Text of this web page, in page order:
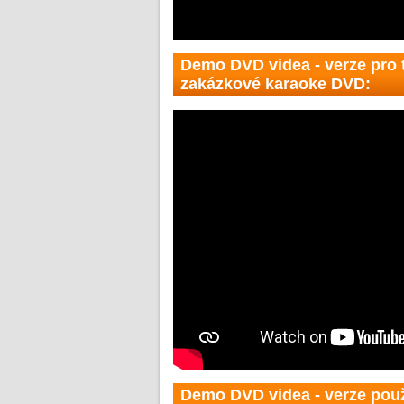
Demo DVD videa - verze pro
zakázkové karaoke DVD:
Demo DVD videa - verze